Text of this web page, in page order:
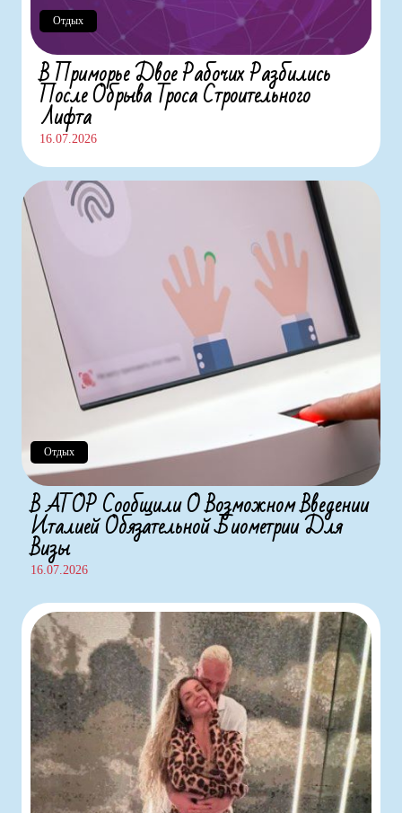
В Приморье Двое Рабочих Разбились
После Обрыва Троса Строительного
Лифта
16.07.2026
Отдых
Отдых
В АТОР Сообщили О Возможном Введении
Италией Обязательной Биометрии Для
Визы
16.07.2026